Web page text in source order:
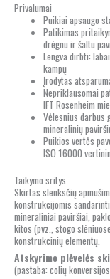
Privalumai
Puikiai apsaugo
Patikimas
drėgnu ir šaltu
Lengva dirbti:
kampų
Įrodytas
Nepriklausomai
IFT Rosenheim
Vėlesnius darbus
mineralinių
Puikios vertės
ISO 16000
Taikymo sritys
Skirtas slenksčių
konstrukcijomis
mineraliniai paviršiai,
kitos (pvz., stogo
konstrukcinių elementų.
Atskyrimo plėvelės
(pastaba: colių